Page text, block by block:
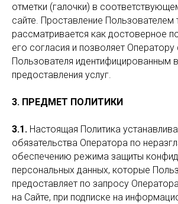
отметки (галочки) в
сайте. Проставление Пользователем
рассматривается как достоверное
его согласия и позволяет Оператору
Пользователя идентифицированным
предоставления услуг.
3. ПРЕДМЕТ ПОЛИТИКИ
3.1. Настоящая Политика
обязательства Оператора по
обеспечению режима защиты
персональных данных, которые
предоставляет по запросу
на Сайте, при подписке на